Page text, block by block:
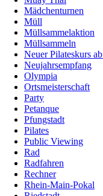
Mädchenturnen
Müll
Müllsammelaktion
Müllsammeln
Neuer Pilateskurs
Neujahrsempfang
Olympia
Ortsmeisterschaft
Party
Petanque
Pfungstadt
Pilates
Public Viewing
Rad
Radfahren
Rechner
Rhein-Main-Pokal